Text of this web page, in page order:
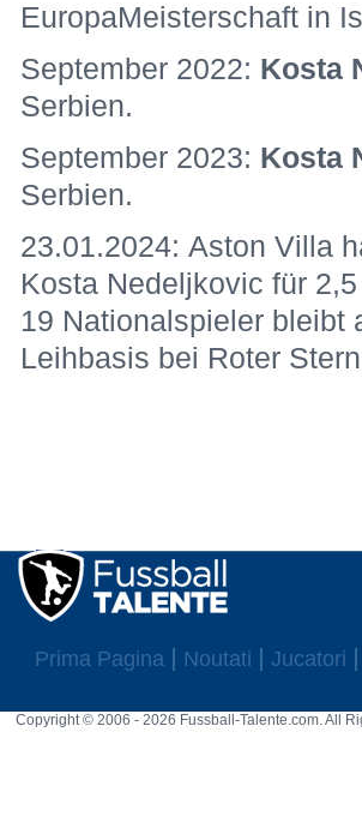
EuropaMeisterschaft in
September 2022: Kosta
Serbien.
September 2023: Kosta
Serbien.
23.01.2024: Aston Villa
Kosta Nedeljkovic für
19 Nationalspieler bleibt
Leihbasis bei Roter
Prima Pagina Noutati Jucatori
Copyright © 2006 - 2026 Fussball-Talente.com. All